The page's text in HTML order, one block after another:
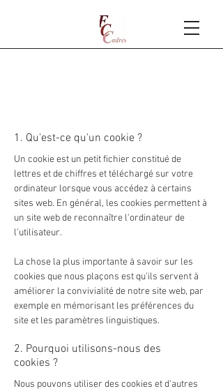
1. Qu'est-ce qu'un cookie ?
Un cookie est un petit fichier constitué de
lettres et de chiffres et téléchargé sur votre
ordinateur lorsque vous accédez à certains
sites web. En général, les cookies permettent à
un site web de reconnaître l'ordinateur de
l’utilisateur.
La chose la plus importante à savoir sur les
cookies que nous plaçons est qu'ils servent à
améliorer la convivialité de notre site web, par
exemple en mémorisant les préférences du
site et les paramètres linguistiques.
2. Pourquoi utilisons-nous des
cookies ?
Nous pouvons utiliser des cookies et d'autres